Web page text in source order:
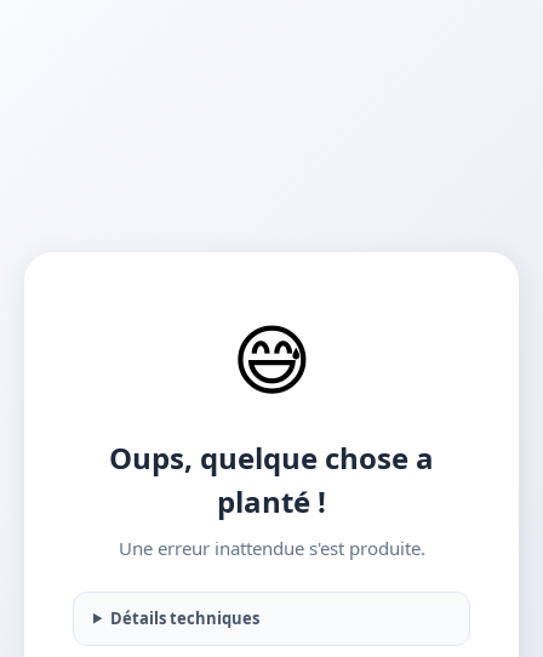
😅
Oups, quelque chose a
planté !
Une erreur inattendue s'est produite.
Détails techniques